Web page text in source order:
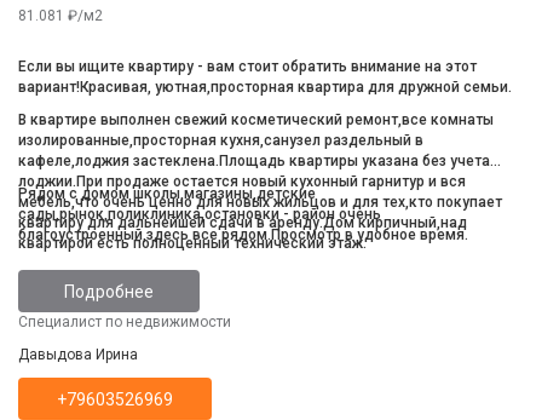
81.081 ₽/м2
Если вы ищите квартиру - вам стоит обратить внимание на этот
вариант!Красивая, уютная,просторная квартира для дружной семьи.
В квартире выполнен свежий косметический ремонт,все комнаты
изолированные,просторная кухня,санузел раздельный в
кафеле,лоджия застеклена.Площадь квартиры указана без учета
лоджии.При продаже остается новый кухонный гарнитур и вся
мебель,что очень ценно для новых жильцов и для тех,кто покупает
квартиру для дальнейшей сдачи в аренду.Дом кирпичный,над
квартирой есть полноценный технический этаж.
Рядом с домом школы,магазины,детские
сады,рынок,поликлиника,остановки - район очень
благоустроенный,здесь все рядом.Просмотр в удобное время.
Подробнее
Специалист по недвижимости
Давыдова Ирина
+79603526969